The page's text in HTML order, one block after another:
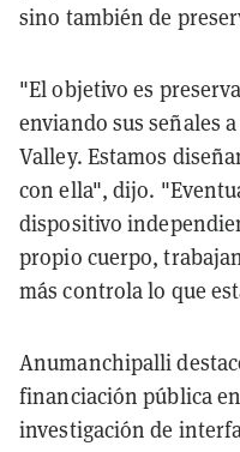
sino también de
"El objetivo es
enviando sus señales
Valley. Estamos
con ella", dijo.
dispositivo
propio cuerpo,
más controla lo que
Anumanchipalli
financiación pública
investigación de